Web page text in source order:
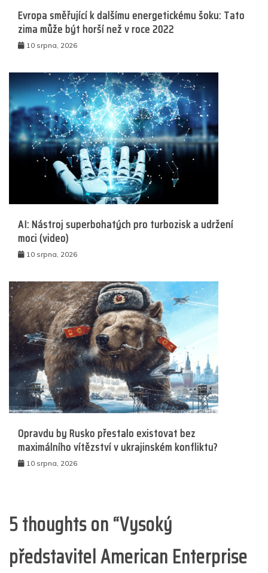
Evropa směřující k dalšímu energetickému šoku: Tato
zima může být horší než v roce 2022
10 srpna, 2026
AI: Nástroj superbohatých pro turbozisk a udržení
moci (video)
10 srpna, 2026
Opravdu by Rusko přestalo existovat bez
maximálního vítězství v ukrajinském konfliktu?
10 srpna, 2026
5 thoughts on “Vysoký
představitel American Enterprise